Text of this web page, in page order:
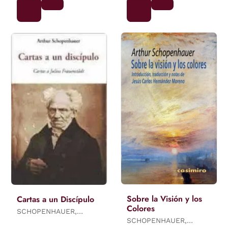
Cartas a un Discípulo
SCHOPENHAUER,
Sobre la Visión y los
Colores
SCHOPENHAUER,